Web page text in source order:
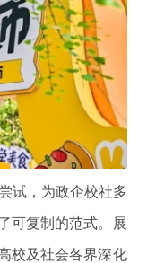
试，为政企校社多
可复制的范式。展
校及社会各界深化